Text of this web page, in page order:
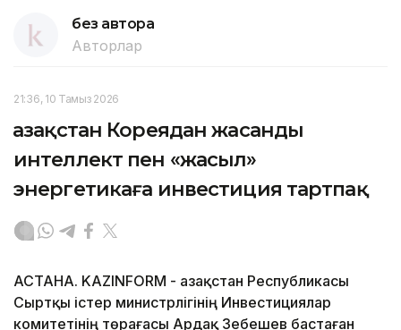
без автора
Авторлар
21:36, 10 Тамыз 2026
Қазақстан Кореядан жасанды
интеллект пен «жасыл»
энергетикаға инвестиция тартпақ
АСТАНА. KAZINFORM - Қазақстан Республикасы
Сыртқы істер министрлігінің Инвестициялар
комитетінің төрағасы Ардақ Зебешев бастаған